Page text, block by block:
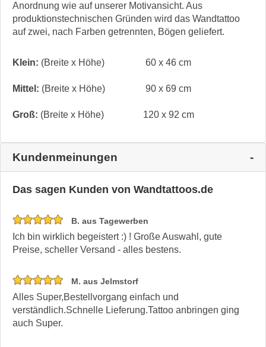
Anordnung wie auf unserer Motivansicht. Aus
produktionstechnischen Gründen wird das Wandtattoo
auf zwei, nach Farben getrennten, Bögen geliefert.
Klein: (Breite x Höhe) 60 x 46 cm
Mittel: (Breite x Höhe) 90 x 69 cm
Groß: (Breite x Höhe) 120 x 92 cm
Kundenmeinungen
Das sagen Kunden von Wandtattoos.de
B. aus Tagewerben
Ich bin wirklich begeistert :) ! Große Auswahl, gute
Preise, scheller Versand - alles bestens.
M. aus Jelmstorf
Alles Super,Bestellvorgang einfach und
verständlich.Schnelle Lieferung.Tattoo anbringen ging
auch Super.